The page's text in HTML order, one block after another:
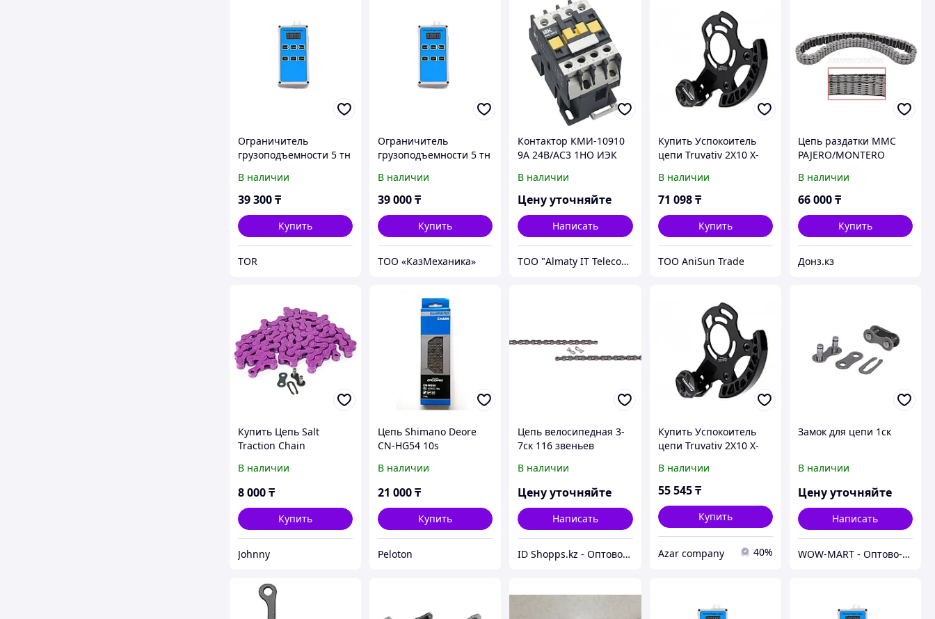
Ограничитель
грузоподъемности 5 тн
В наличии
39 300₸
Купить
TOR
Ограничитель
грузоподъемности 5 тн
В наличии
39 000₸
Купить
ТОО «‎КазМеханика»
Контактор КМИ-10910
9А 24В/АС3 1НО ИЭК
В наличии
Цену уточняйте
Написать
ТОО "Almaty IT Telecom"
Купить Успокоитель
цепи Truvativ 2X10 X-
black
В наличии
71 098 ₸
Купить
ТОО AniSun Trade
Цепь раздатки MMC
PAJERO/MONTERO
В наличии
66 000₸
Купить
Донз.кз
Купить Цепь Salt
Traction Chain
В наличии
8 000₸
Купить
Johnny
Цепь Shimano Deore
CN-HG54 10s
В наличии
21 000₸
Купить
Peloton
Цепь велосипедная 3-
7ск 116 звеньев
В наличии
Цену уточняйте
Написать
ID Shopps.kz - Оптово-розничный Склад
Купить Успокоитель
цепи Truvativ 2X10 X-
black
В наличии
55 545 ₸
Купить
Azar company 40%
Замок для цепи 1ск
В наличии
Цену уточняйте
Написать
WOW-MART - Оптово-розничный Склад - товары на заказ до двери